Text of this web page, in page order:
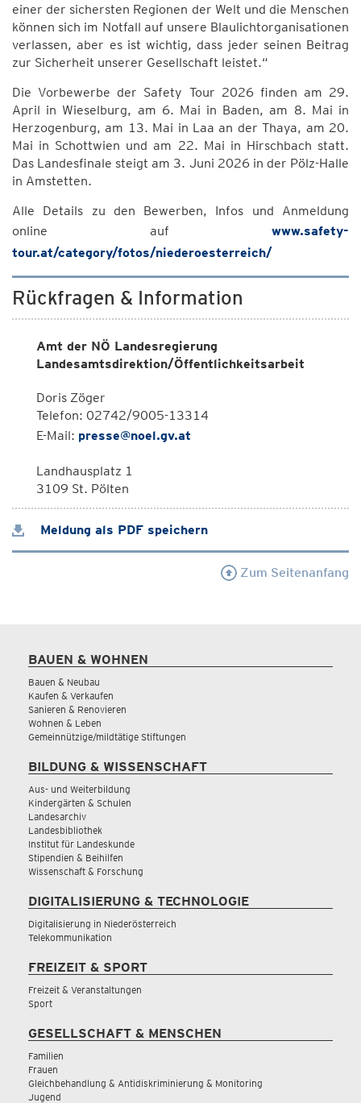
einer der sichersten Regionen der Welt und die Menschen
können sich im Notfall auf unsere Blaulichtorganisationen
verlassen, aber es ist wichtig, dass jeder seinen Beitrag
zur Sicherheit unserer Gesellschaft leistet.“
Die Vorbewerbe der Safety Tour 2026 finden am 29.
April in Wieselburg, am 6. Mai in Baden, am 8. Mai in
Herzogenburg, am 13. Mai in Laa an der Thaya, am 20.
Mai in Schottwien und am 22. Mai in Hirschbach statt.
Das Landesfinale steigt am 3. Juni 2026 in der Pölz-Halle
in Amstetten.
Alle Details zu den Bewerben, Infos und Anmeldung
online auf www.safety-
tour.at/category/fotos/niederoesterreich/
Rückfragen & Information
Amt der NÖ Landesregierung
Landesamtsdirektion/Öffentlichkeitsarbeit
Doris Zöger
Telefon: 02742/9005-13314
E-Mail: presse@noel.gv.at
Landhausplatz 1
3109 St. Pölten
Meldung als PDF speichern
Zum Seitenanfang
BAUEN & WOHNEN
Bauen & Neubau
Kaufen & Verkaufen
Sanieren & Renovieren
Wohnen & Leben
Gemeinnützige/mildtätige Stiftungen
BILDUNG & WISSENSCHAFT
Aus- und Weiterbildung
Kindergärten & Schulen
Landesarchiv
Landesbibliothek
Institut für Landeskunde
Stipendien & Beihilfen
Wissenschaft & Forschung
DIGITALISIERUNG & TECHNOLOGIE
Digitalisierung in Niederösterreich
Telekommunikation
FREIZEIT & SPORT
Freizeit & Veranstaltungen
Sport
GESELLSCHAFT & MENSCHEN
Familien
Frauen
Gleichbehandlung & Antidiskriminierung & Monitoring
Jugend